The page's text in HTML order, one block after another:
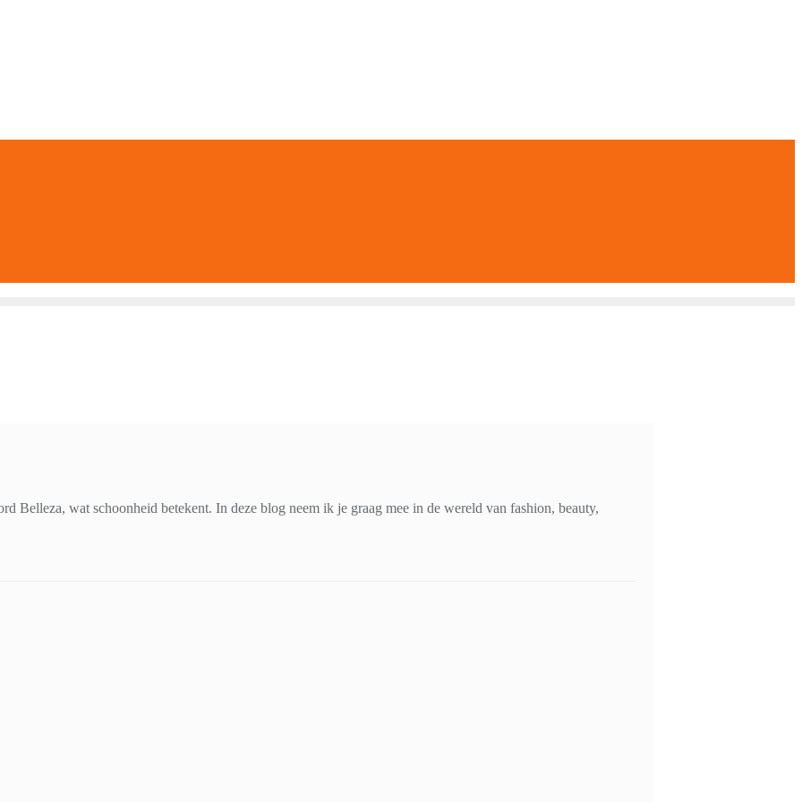
Belleza, wat schoonheid betekent. In deze blog neem ik je graag mee in de wereld van fashion, beauty,